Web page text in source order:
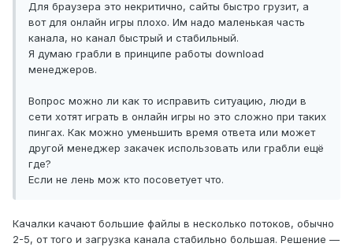
Для браузера это некритично, сайты быстро грузит, а
вот для онлайн игры плохо. Им надо маленькая часть
канала, но канал быстрый и стабильный.
Я думаю грабли в принципе работы download
менеджеров.
Вопрос можно ли как то исправить ситуацию, люди в
сети хотят играть в онлайн игры но это сложно при таких
пингах. Как можно уменьшить время ответа или может
другой менеджер закачек использовать или грабли ещё
где?
Если не лень мож кто посоветует что.
Качалки качают большие файлы в несколько потоков, обычно
2-5, от того и загрузка канала стабильно большая. Решение —